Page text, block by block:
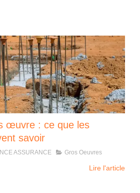
œuvre : ce que les
savoir
ASSURANCE Gros Oeuvres
Lire l'article